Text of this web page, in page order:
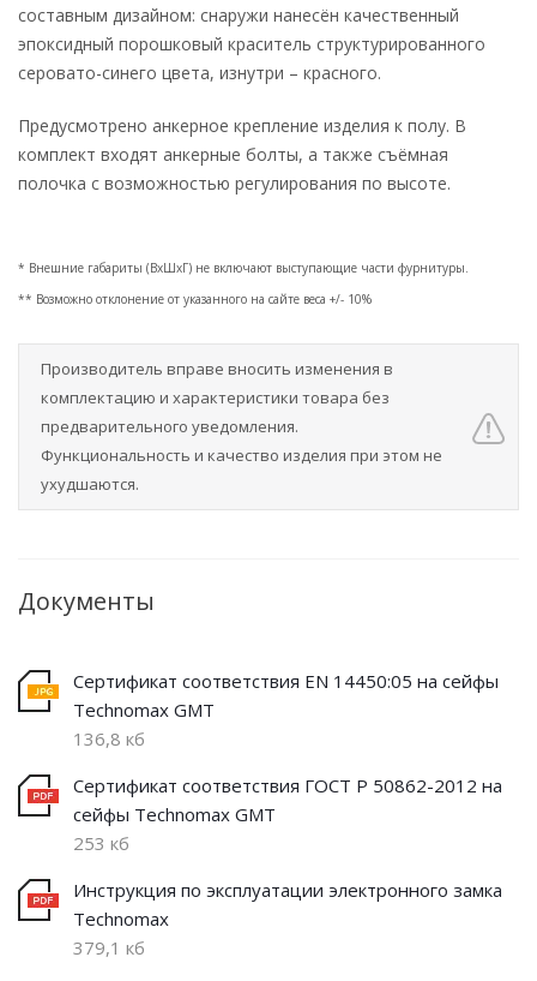
составным дизайном: снаружи нанесён качественный
эпоксидный порошковый краситель структурированного
серовато-синего цвета, изнутри – красного.
Предусмотрено анкерное крепление изделия к полу. В
комплект входят анкерные болты, а также съёмная
полочка с возможностью регулирования по высоте.
* Внешние габариты (ВхШхГ) не включают выступающие части фурнитуры.
** Возможно отклонение от указанного на сайте веса +/- 10%
Производитель вправе вносить изменения в
комплектацию и характеристики товара без
предварительного уведомления.
Функциональность и качество изделия при этом не
ухудшаются.
Документы
Сертификат соответствия EN 14450:05 на сейфы
Technomax GMT
136,8 кб
Сертификат соответствия ГОСТ Р 50862-2012 на
сейфы Technomax GMT
253 кб
Инструкция по эксплуатации электронного замка
Technomax
379,1 кб